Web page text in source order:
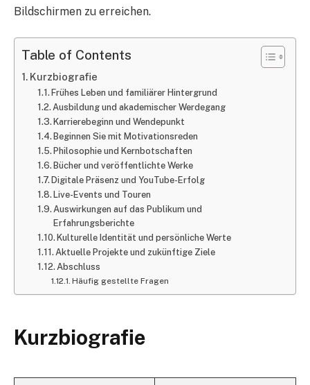
Bildschirmen zu erreichen.
Table of Contents
Kurzbiografie
Frühes Leben und familiärer Hintergrund
Ausbildung und akademischer Werdegang
Karrierebeginn und Wendepunkt
Beginnen Sie mit Motivationsreden
Philosophie und Kernbotschaften
Bücher und veröffentlichte Werke
Digitale Präsenz und YouTube-Erfolg
Live-Events und Touren
Auswirkungen auf das Publikum und
Erfahrungsberichte
Kulturelle Identität und persönliche Werte
Aktuelle Projekte und zukünftige Ziele
Abschluss
Häufig gestellte Fragen
Kurzbiografie